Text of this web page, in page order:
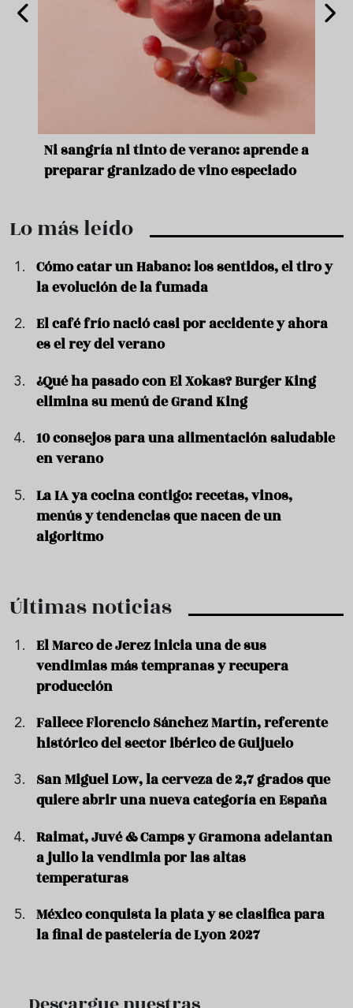
Ni sangría ni tinto de verano: aprende a
preparar granizado de vino especiado
Lo más leído
Cómo catar un Habano: los sentidos, el tiro y
la evolución de la fumada
El café frío nació casi por accidente y ahora
es el rey del verano
¿Qué ha pasado con El Xokas? Burger King
elimina su menú de Grand King
10 consejos para una alimentación saludable
en verano
La IA ya cocina contigo: recetas, vinos,
menús y tendencias que nacen de un
algoritmo
Últimas noticias
El Marco de Jerez inicia una de sus
vendimias más tempranas y recupera
producción
Fallece Florencio Sánchez Martín, referente
histórico del sector ibérico de Guijuelo
San Miguel Low, la cerveza de 2,7 grados que
quiere abrir una nueva categoría en España
Raimat, Juvé & Camps y Gramona adelantan
a julio la vendimia por las altas
temperaturas
México conquista la plata y se clasifica para
la final de pastelería de Lyon 2027